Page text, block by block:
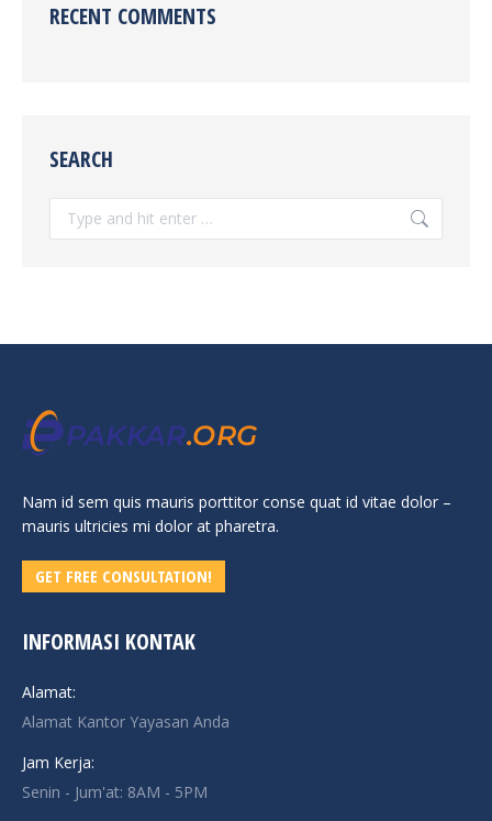
RECENT COMMENTS
SEARCH
Search:
Nam id sem quis mauris porttitor conse quat id vitae dolor –
mauris ultricies mi dolor at pharetra.
GET FREE CONSULTATION!
INFORMASI KONTAK
Alamat:
Alamat Kantor Yayasan Anda
Jam Kerja:
Senin - Jum'at: 8AM - 5PM